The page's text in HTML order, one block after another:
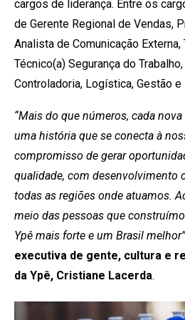
cargos de liderança. Entre os
de Gerente Regional de Vendas,
Analista de Comunicação Externa,
Técnico(a) Segurança do
Controladoria, Logística, Gestão e
“Mais do que números, cada
uma história que se conecta à
compromisso de gerar
qualidade, com desenvolvimento
todas as regiões onde atuamos.
meio das pessoas que
Ypê mais forte e um Brasil melhor”
executiva de gente, cultura e
da Ypê, Cristiane Lacerda.